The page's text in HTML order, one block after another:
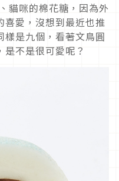
貓咪的棉花糖，因為外
喜愛，沒想到最近也推
樣是九個，看著文鳥圓
不是很可愛呢？